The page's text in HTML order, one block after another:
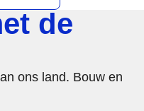
de
ons land. Bouw en